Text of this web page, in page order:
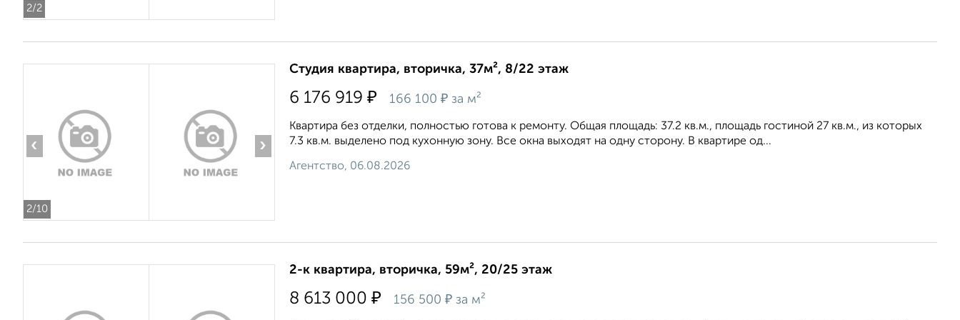
2/2
2/10
‹ ›
Студия квартира, вторичка, 37м², 8/22 этаж
6 176 919 ₽ 166 100 ₽ за м²
Квартира без отделки, полностью готова к ремонту. Общая площадь: 37.2 кв.м., площадь гостиной 27 кв.м., из которых
7.3 кв.м. выделено под кухонную зону. Все окна выходят на одну сторону. В квартире од...
Агентство, 06.08.2026
2-к квартира, вторичка, 59м², 20/25 этаж
8 613 000 ₽ 156 500 ₽ за м²